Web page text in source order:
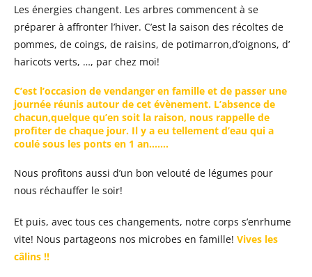
Les énergies changent. Les arbres commencent à se
préparer à affronter l’hiver. C’est la saison des récoltes de
pommes, de coings, de raisins, de potimarron,d’oignons, d’
haricots verts, …, par chez moi!
C’est l’occasion de vendanger en famille et de passer une
journée réunis autour de cet évènement. L’absence de
chacun,quelque qu’en soit la raison, nous rappelle de
profiter de chaque jour. Il y a eu tellement d’eau qui a
coulé sous les ponts en 1 an…….
Nous profitons aussi d’un bon velouté de légumes pour
nous réchauffer le soir!
Et puis, avec tous ces changements, notre corps s’enrhume
vite! Nous partageons nos microbes en famille! Vives les
câlins !!